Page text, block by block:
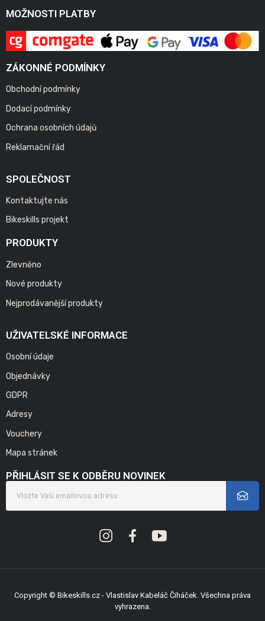
MOŽNOSTI PLATBY
ZÁKONNÉ PODMÍNKY
Obchodní podmínky
Dodací podmínky
Ochrana osobních údajů
Reklamační řád
SPOLEČNOST
Kontaktujte nás
Bikeskills projekt
PRODUKTY
Zlevněno
Nové produkty
Nejprodávanější produkty
UŽIVATELSKÉ INFORMACE
Osobní údaje
Objednávky
GDPR
Adresy
Vouchery
Mapa stránek
PŘIHLÁSIT SE K ODBĚRU NOVINEK
Copyright © Bikeskills.cz - Vlastislav Kabeláč Čiháček. Všechna práva
vyhrazena.